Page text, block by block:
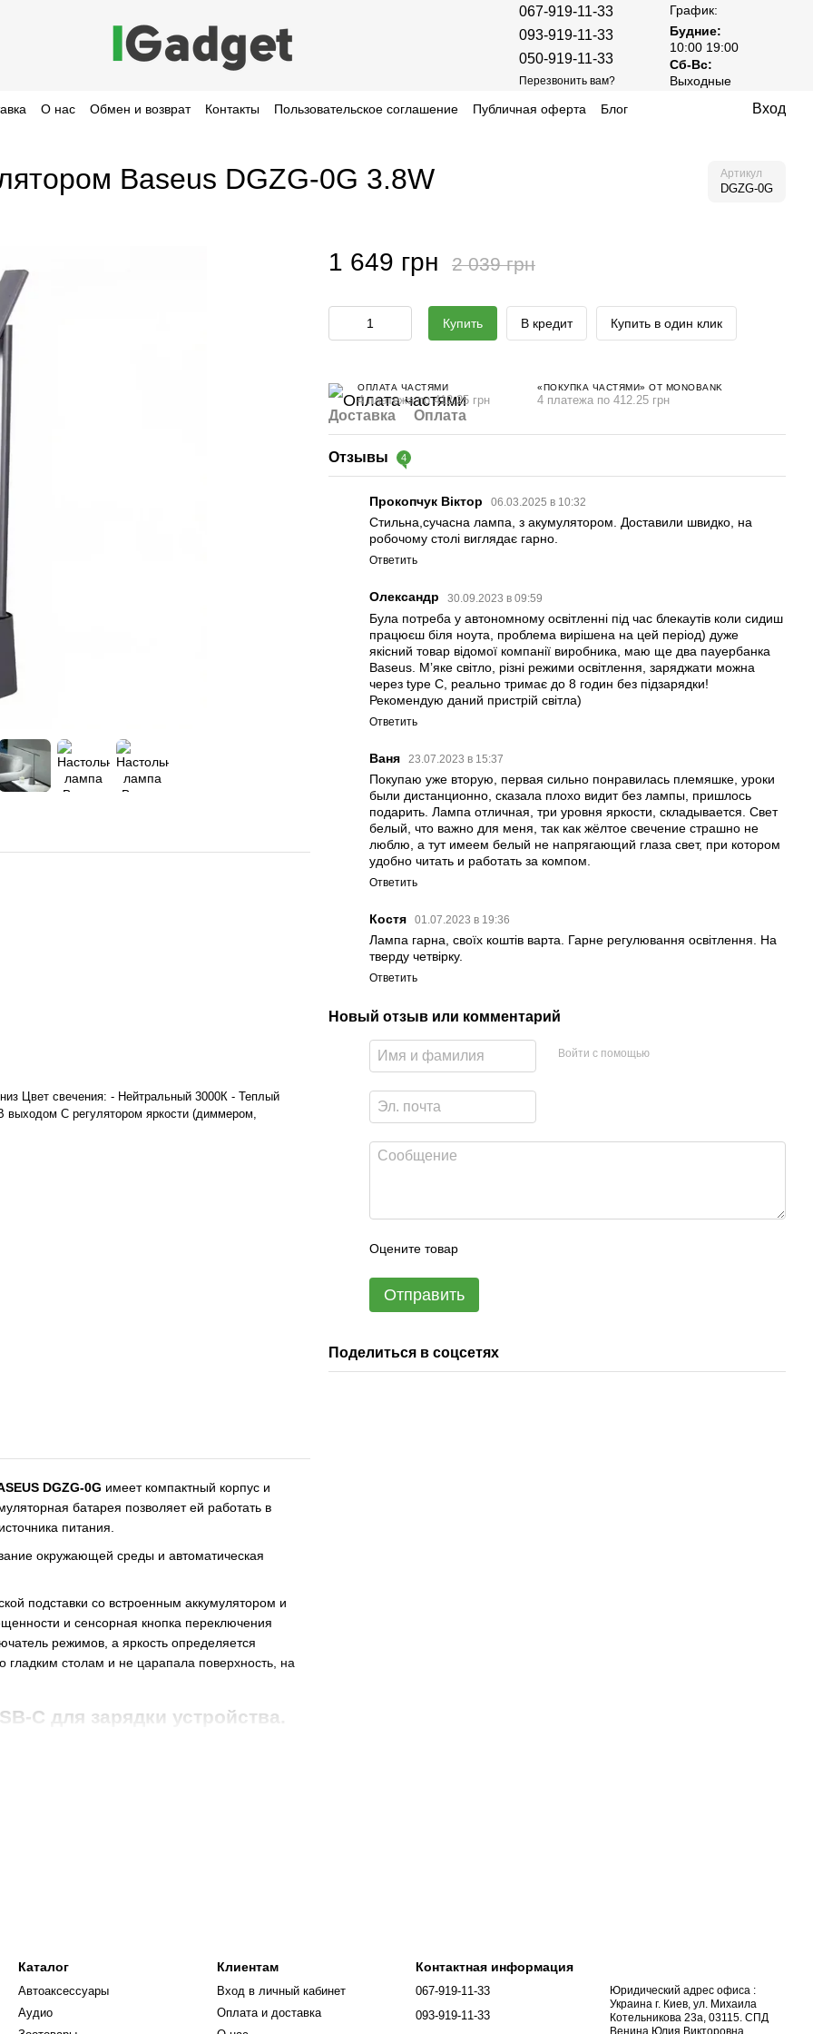
067-919-11-33
093-919-11-33
050-919-11-33
Перезвонить вам?
График:
Будние:
10:00 19:00
Сб-Вс:
Выходные
О нас Обмен и возврат Контакты Пользовательское соглашение Публичная оферта Блог Вход
Baseus DGZG-0G 3.8W Артикул
DGZG-0G
Цвет свечения: - Нейтральный 3000К - Теплый
С регулятором яркости (диммером,
DGZG-0G имеет компактный корпус и
батарея позволяет ей работать в
питания.
окружающей среды и автоматическая
подставки со встроенным аккумулятором и
и сенсорная кнопка переключения
режимов, а яркость определяется
гладким столам и не царапала поверхность, на
C для зарядки устройства
освещенности в помещении и выбирает
время. Свет плавно увеличивается с
1 649 грн 2 039 грн
Купить В кредит Купить в один клик
ОПЛАТА ЧАСТЯМИ
4 платежа по 412.25 грн
«ПОКУПКА ЧАСТЯМИ» ОТ MONOBANK
4 платежа по 412.25 грн
Доставка Оплата
Отзывы 4
Прокопчук Віктор 06.03.2025 в 10:32
Стильна,сучасна лампа, з акумулятором. Доставили швидко, на
робочому столі виглядає гарно.
Ответить
Олександр 30.09.2023 в 09:59
Була потреба у автономному освітленні під час блекаутів коли сидиш
працюєш біля ноута, проблема вирішена на цей період) дуже
якісний товар відомої компанії виробника, маю ще два пауeрбанка
Baseus. Мʼяке світло, різні режими освітлення, заряджати можна
через type C, реально тримає до 8 годин без підзарядки!
Рекомендую даний пристрій світла)
Ответить
Ваня 23.07.2023 в 15:37
Покупаю уже вторую, первая сильно понравилась племяшке, уроки
были дистанционно, сказала плохо видит без лампы, пришлось
подарить. Лампа отличная, три уровня яркости, складывается. Свет
белый, что важно для меня, так как жёлтое свечение страшно не
люблю, а тут имеем белый не напрягающий глаза свет, при котором
удобно читать и работать за компом.
Ответить
Костя 01.07.2023 в 19:36
Лампа гарна, своїх коштів варта. Гарне регулювання освітлення. На
тверду четвірку.
Ответить
Новый отзыв или комментарий
Войти с помощью
Оцените товар
Отправить
Поделиться в соцсетях
Каталог
Автоаксессуары
Аудио
Клиентам
Вход в личный кабинет
Оплата и доставка
Контактная информация
067-919-11-33
093-919-11-33
Юридический адрес офиса :
Украина г. Киев, ул. Михаила
Котельникова 23а, 03115. СПД
Венина Юлия Викторовна,